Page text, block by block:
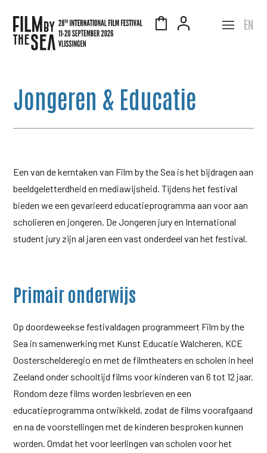
EN
Jongeren & Educatie
Een van de kerntaken van Film by the Sea is het bijdragen aan
beeldgeletterdheid en mediawijsheid. Tijdens het festival
bieden we een gevarieerd educatieprogramma aan voor aan
scholieren en jongeren. De Jongeren jury en International
student jury zijn al jaren een vast onderdeel van het festival.
Primair onderwijs
Op doordeweekse festivaldagen programmeert Film by the
Sea in samenwerking met Kunst Educatie Walcheren, KCE
Oosterschelderegio en met de filmtheaters en scholen in heel
Zeeland onder schooltijd films voor kinderen van 6 tot 12 jaar.
Rondom deze films worden lesbrieven en een
educatieprogramma ontwikkeld, zodat de films voorafgaand
en na de voorstellingen met de kinderen besproken kunnen
worden. Omdat het voor leerlingen van scholen voor het